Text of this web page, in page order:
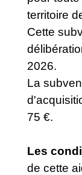
territoire
Cette
2026.
La
75 €.
Les
de cette